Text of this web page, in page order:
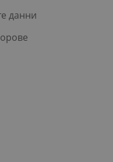
данни